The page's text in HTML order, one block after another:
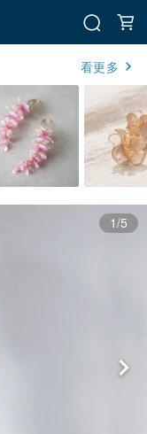
看更多
1/5